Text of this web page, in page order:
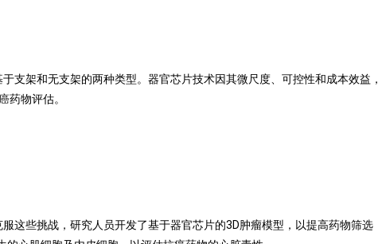
支架和无支架的两种类型。器官芯片技术因其微尺度、可控性和成本效益，
药物评估。
这些挑战，研究人员开发了基于器官芯片的3D肿瘤模型，以提高药物筛选